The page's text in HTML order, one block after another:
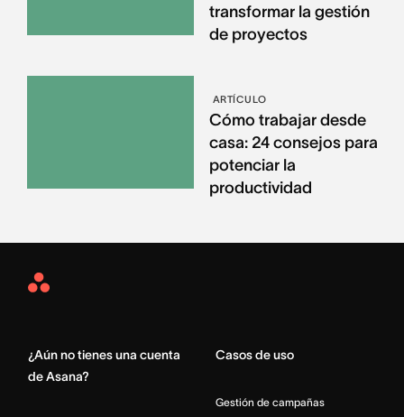
transformar la gestión
de proyectos
ARTÍCULO
Cómo trabajar desde
casa: 24 consejos para
potenciar la
productividad
Asana
¿Aún no tienes una cuenta
de Asana?
Casos de uso
Gestión de campañas